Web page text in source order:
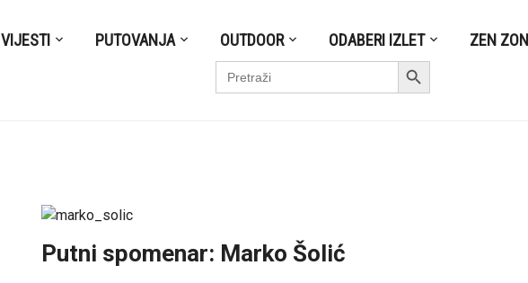
VIJESTI PUTOVANJA OUTDOOR ODABERI IZLET ZEN
Search
for:
Search Button
Putni spomenar: Marko Šolić